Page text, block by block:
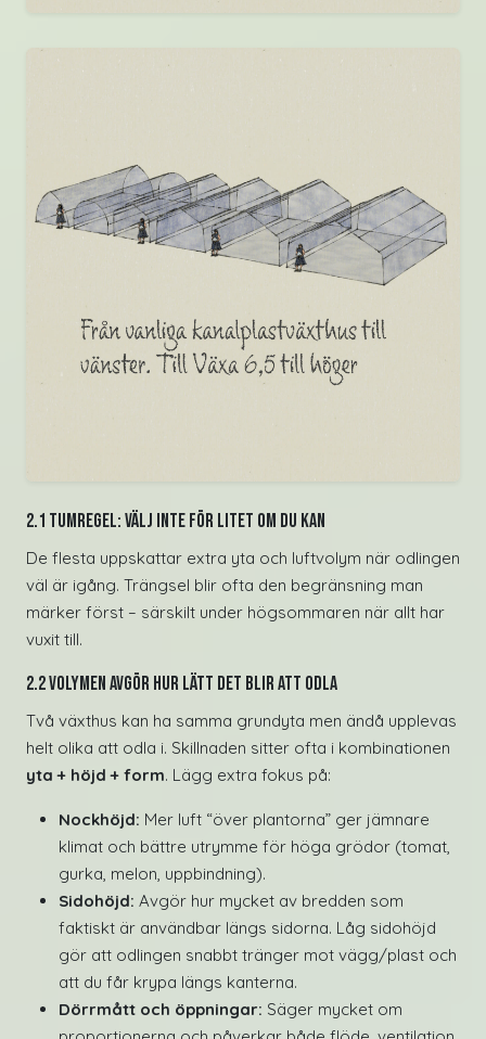
2.1 Tumregel: välj inte för litet om du kan
De flesta uppskattar extra yta och luftvolym när odlingen
väl är igång. Trängsel blir ofta den begränsning man
märker först – särskilt under högsommaren när allt har
vuxit till.
2.2 Volymen avgör hur lätt det blir att odla
Två växthus kan ha samma grundyta men ändå upplevas
helt olika att odla i. Skillnaden sitter ofta i kombinationen
yta + höjd + form. Lägg extra fokus på:
Nockhöjd: Mer luft “över plantorna” ger jämnare
klimat och bättre utrymme för höga grödor (tomat,
gurka, melon, uppbindning).
Sidohöjd: Avgör hur mycket av bredden som
faktiskt är användbar längs sidorna. Låg sidohöjd
gör att odlingen snabbt tränger mot vägg/plast och
att du får krypa längs kanterna.
Dörrmått och öppningar: Säger mycket om